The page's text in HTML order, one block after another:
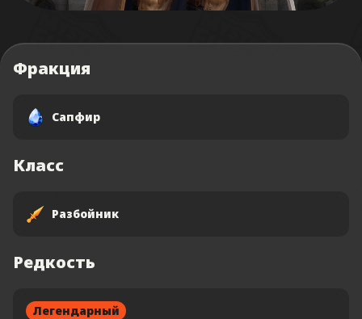
Фракция
Сапфир
Класс
Разбойник
Редкость
Легендарный